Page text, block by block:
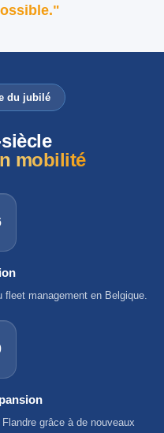
du jubilé
mobilité
management en Belgique.
grâce à de nouveaux